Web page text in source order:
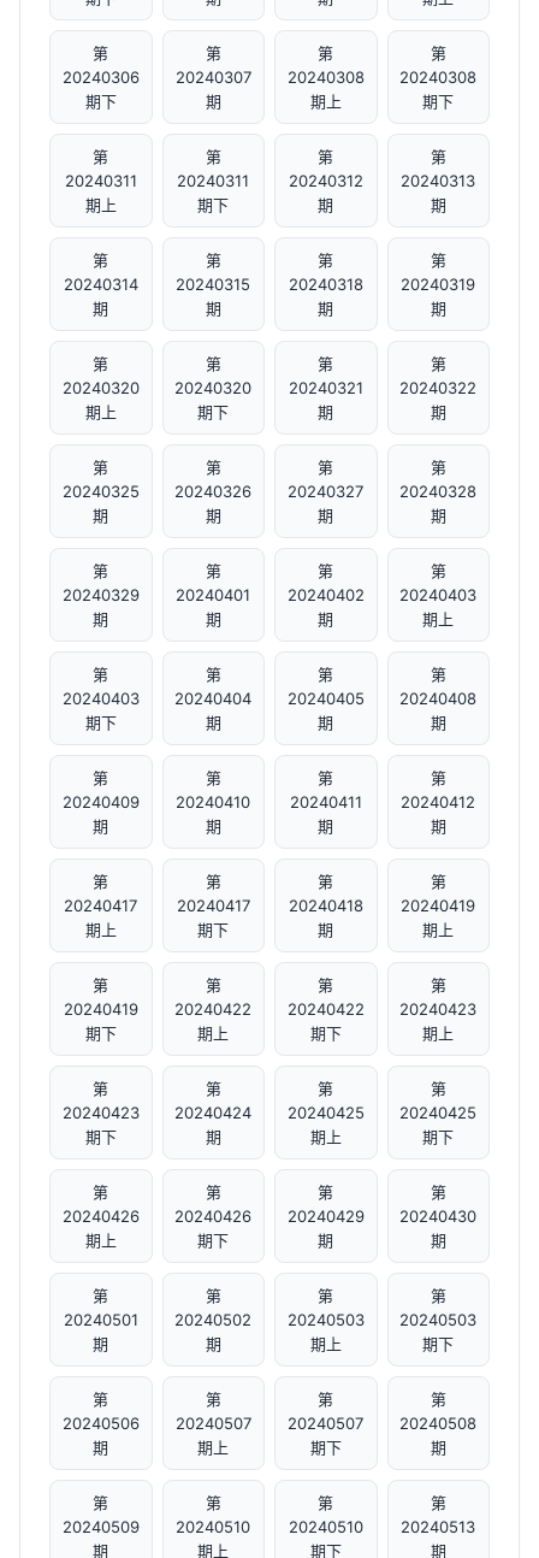
第
20240306
期下
第
20240307
期
第
20240308
期上
第
20240308
期下
第
20240311
期上
第
20240311
期下
第
20240312
期
第
20240313
期
第
20240314
期
第
20240315
期
第
20240318
期
第
20240319
期
第
20240320
期上
第
20240320
期下
第
20240321
期
第
20240322
期
第
20240325
期
第
20240326
期
第
20240327
期
第
20240328
期
第
20240329
期
第
20240401
期
第
20240402
期
第
20240403
期上
第
20240403
期下
第
20240404
期
第
20240405
期
第
20240408
期
第
20240409
期
第
20240410
期
第
20240411
期
第
20240412
期
第
20240417
期上
第
20240417
期下
第
20240418
期
第
20240419
期上
第
20240419
期下
第
20240422
期上
第
20240422
期下
第
20240423
期上
第
20240423
期下
第
20240424
期
第
20240425
期上
第
20240425
期下
第
20240426
期上
第
20240426
期下
第
20240429
期
第
20240430
期
第
20240501
期
第
20240502
期
第
20240503
期上
第
20240503
期下
第
20240506
期
第
20240507
期上
第
20240507
期下
第
20240508
期
第
20240509
期
第
20240510
期上
第
20240510
期下
第
20240513
期